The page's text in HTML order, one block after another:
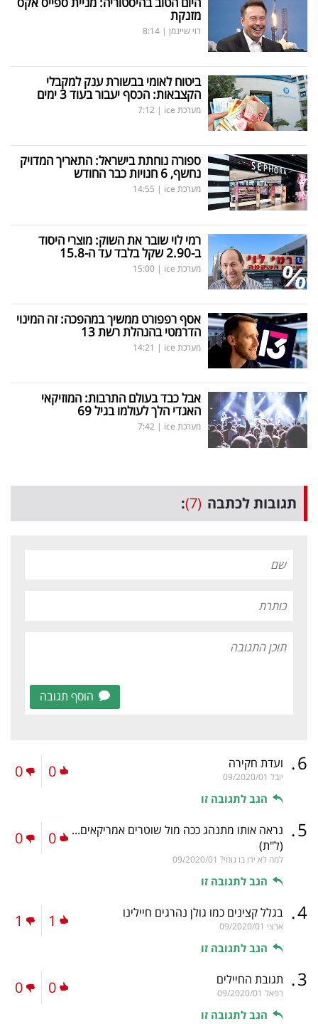
מזנקת
רוי שיינמן |
8:14
ביטוח לאומי בבשורת ענק למקבלי
הקצבאות: הכסף יעבור בעוד 3 ימים
מערכת ice |
7:12
ספורה נוחתת בישראל: התאריך המדויק
נחשף, 6 חנויות כבר החודש
מערכת ice |
14:55
רמי לוי שובר את השוק: מוצרי היסוד
ב-2.90 שקל בלבד עד ה-15.8
מערכת ice |
15:00
אסף רפפורט ממשיך במהפכה: זה המינוי
הדרמטי בהנהלת רשת 13
מערכת ice |
14:21
אבל כבד בעולם התרבות: המוזיקאי
האגדי הלך לעולמו בגיל 69
מערכת ice |
7:42
תגובות לכתבה (7)
:
הוסף תגובה
6
. ועדת חקירה
יובל 09/2020/01
הגב לתגובה זו
0
0
5
. נראה אותו מתנהג ככה מול שוטרים אמריקאים...
(ל"ת)
למה לא ירו בו גומי? 09/2020/01
הגב לתגובה זו
0
0
4
. בגלל קצינים כמו גולן נהרגים חיילינו
ארצי 09/2020/01
הגב לתגובה זו
1
1
3
. תגובת החיילים
רפאל 09/2020/01
הגב לתגובה זו
0
0